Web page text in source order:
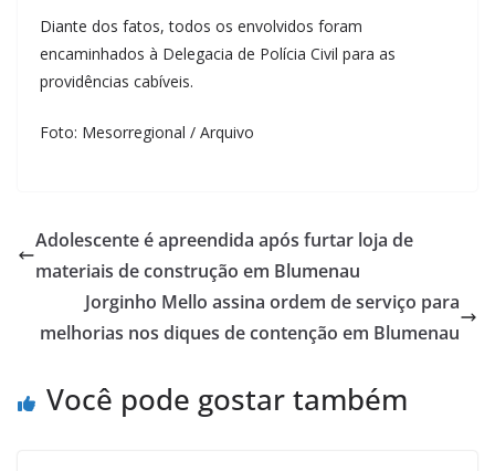
Diante dos fatos, todos os envolvidos foram
encaminhados à Delegacia de Polícia Civil para as
providências cabíveis.
Foto: Mesorregional / Arquivo
Adolescente é apreendida após furtar loja de
materiais de construção em Blumenau
Jorginho Mello assina ordem de serviço para
melhorias nos diques de contenção em Blumenau
Você pode gostar também